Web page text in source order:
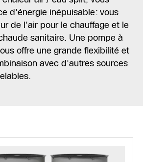
d'énergie inépuisable: vous
de l'air pour le chauffage et le
sanitaire. Une pompe à
offre une grande flexibilité et
avec d'autres sources